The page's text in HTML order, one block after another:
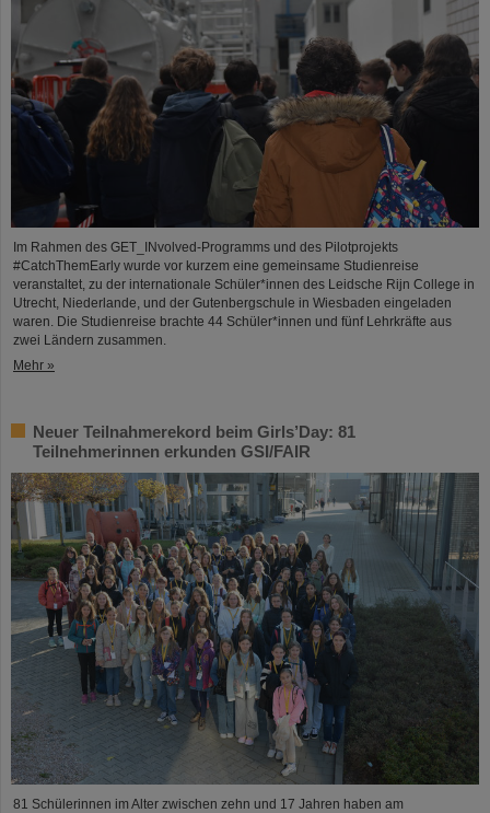
Im Rahmen des GET_INvolved-Programms und des Pilotprojekts
#CatchThemEarly wurde vor kurzem eine gemeinsame Studienreise
veranstaltet, zu der internationale Schüler*innen des Leidsche Rijn College in
Utrecht, Niederlande, und der Gutenbergschule in Wiesbaden eingeladen
waren. Die Studienreise brachte 44 Schüler*innen und fünf Lehrkräfte aus
zwei Ländern zusammen.
Mehr »
Neuer Teilnahmerekord beim Girls’Day: 81
Teilnehmerinnen erkunden GSI/FAIR
81 Schülerinnen im Alter zwischen zehn und 17 Jahren haben am